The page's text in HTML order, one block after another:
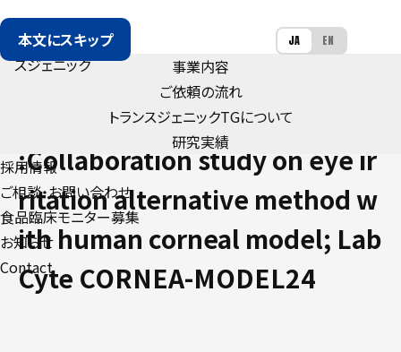
本文にスキップ JA EN
事業内容
ご依頼の流れ
トランスジェニックTGについて
研究実績
採用情報
ご相談・お問い合わせ
食品臨床モニター募集
お知らせ
Contact
:Collaboration study on eye ir
ritation alternative method w
ith human corneal model; Lab
Cyte CORNEA-MODEL24